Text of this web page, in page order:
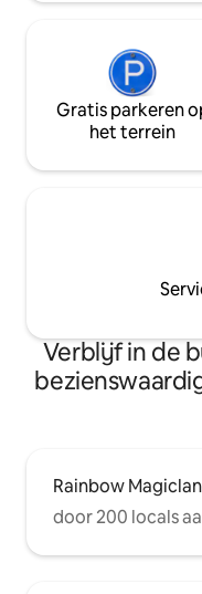
Gratis parkeren
het terrein
Verblijf in de
Rainbow
door 200 locals